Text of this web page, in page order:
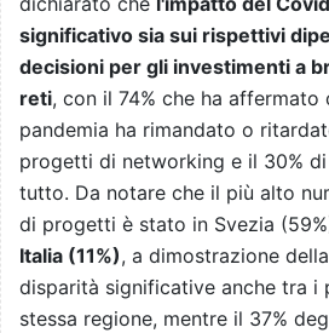
significativo sia sui rispettivi
decisioni per gli investimenti a
reti, con il 74% che ha affermato
pandemia ha rimandato o
progetti di networking e il 30%
tutto. Da notare che il più alto
di progetti è stato in Svezia
Italia (11%), a dimostrazione
disparità significative anche tra i
stessa regione, mentre il 37%